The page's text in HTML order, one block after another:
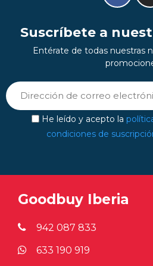
Suscríbete a
Entérate de todas nuestras
He leído y acepto la
condiciones de
Goodbuy Iberia
942 087 833
633 190 919